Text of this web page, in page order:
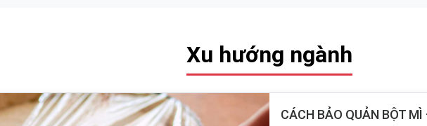
Xu hướng ngành
CÁCH BẢO QUẢN BỘT